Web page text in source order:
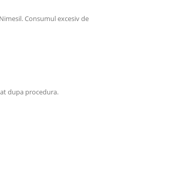
Consumul excesiv de
dupa procedura.